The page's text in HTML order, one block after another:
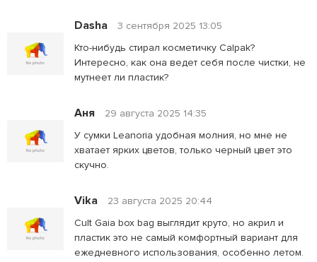
Dasha
3 сентября 2025 13:05
Кто-нибудь стирал косметичку Calpak?
Интересно, как она ведет себя после чистки, не
мутнеет ли пластик?
Аня
29 августа 2025 14:35
У сумки Leanoria удобная молния, но мне не
хватает ярких цветов, только черный цвет это
скучно.
Vikа
23 августа 2025 20:44
Cult Gaia box bag выглядит круто, но акрил и
пластик это не самый комфортный вариант для
ежедневного использования, особенно летом.